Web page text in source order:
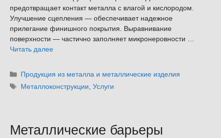
предотвращает контакт металла с влагой и кислородом.
Улучшение сцепления — обеспечивает надежное
прилегание финишного покрытия. Выравнивание
поверхности — частично заполняет микронеровности …
Читать далее
Рубрики
Продукция из металла и металлические изделия
Метки
Металлоконструкции ,Услуги
Металлические барьеры